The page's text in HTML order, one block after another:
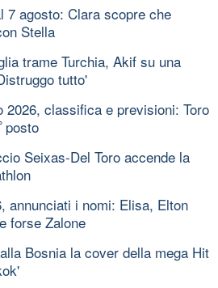
7 agosto: Clara scopre che
Stella
trame Turchia, Akif su una
tutto'
2026, classifica e previsioni: Toro
posto
Seixas-Del Toro accende la
annunciati i nomi: Elisa, Elton
forse Zalone
Bosnia la cover della mega Hit